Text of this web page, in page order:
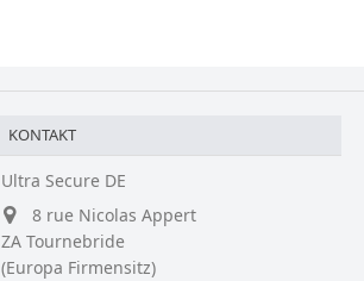
KONTAKT
Ultra Secure DE
8 rue Nicolas Appert
ZA Tournebride
(Europa Firmensitz)